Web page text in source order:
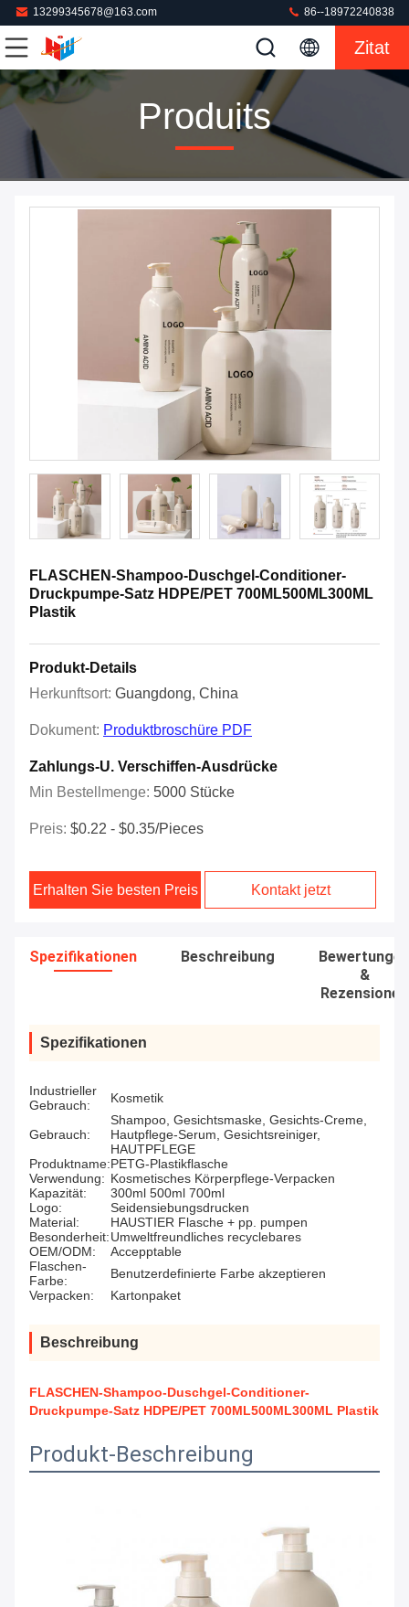
13299345678@163.com 86--18972240838
Zitat
Produits
FLASCHEN-Shampoo-Duschgel-Conditioner-
Druckpumpe-Satz HDPE/PET 700ML500ML300ML
Plastik
Produkt-Details
Herkunftsort: Guangdong, China
Dokument: Produktbroschüre PDF
Zahlungs-U. Verschiffen-Ausdrücke
Min Bestellmenge: 5000 Stücke
Preis: $0.22 - $0.35/pieces
Erhalten Sie besten Preis Kontakt jetzt
Spezifikationen Beschreibung
Bewertungen
&
Rezensionen
Spezifikationen
Industrieller
Gebrauch:
Kosmetik
Gebrauch:
Shampoo, Gesichtsmaske, Gesichts-Creme,
Hautpflege-Serum, Gesichtsreiniger,
HAUTPFLEGE
Produktname:PETG-Plastikflasche
Verwendung: Kosmetisches Körperpflege-Verpacken
Kapazität:
300ml 500ml 700ml
Logo:
Seidensiebungsdrucken
Material:
HAUSTIER Flasche + pp. pumpen
Besonderheit:Umweltfreundliches recyclebares
OEM/ODM:
Accepptable
Flaschen-
Farbe:
Benutzerdefinierte Farbe akzeptieren
Verpacken:
Kartonpaket
Beschreibung
FLASCHEN-Shampoo-Duschgel-Conditioner-
Druckpumpe-Satz HDPE/PET 700ML500ML300ML Plastik
Produkt-Beschreibung